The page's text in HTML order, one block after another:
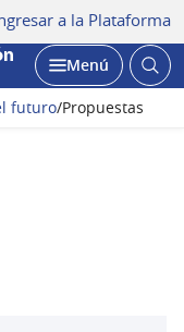
a la Plataforma
Abrir
Menú
futuro/Propuestas